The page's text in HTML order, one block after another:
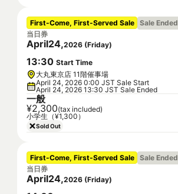
First-Come, First-Served Sale Sale Ended
当日券
April24,2026 (Friday)
13:30 Start Time
大丸東京店 11階催事場
April 24, 2026 0:00 JST Sale Start
April 24, 2026 13:30 JST Sale Ended
一般
¥2,300(tax included)
小学生（¥1,300）
Sold Out
First-Come, First-Served Sale Sale Ended
当日券
April24,2026 (Friday)